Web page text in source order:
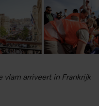
vlam arriveert in Frankrijk